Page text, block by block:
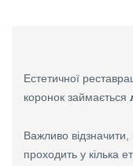
Естетичної
коронок займається
Важливо
проходить у кілька